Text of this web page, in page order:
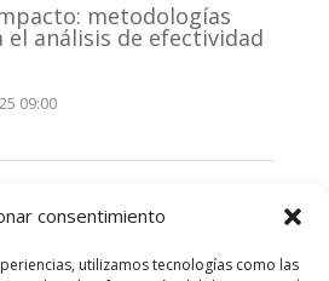
consentimiento
utilizamos tecnologías como las
metodologías
el análisis de efectividad
09:00
2025: La clave de la